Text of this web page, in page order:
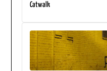
Catwalk